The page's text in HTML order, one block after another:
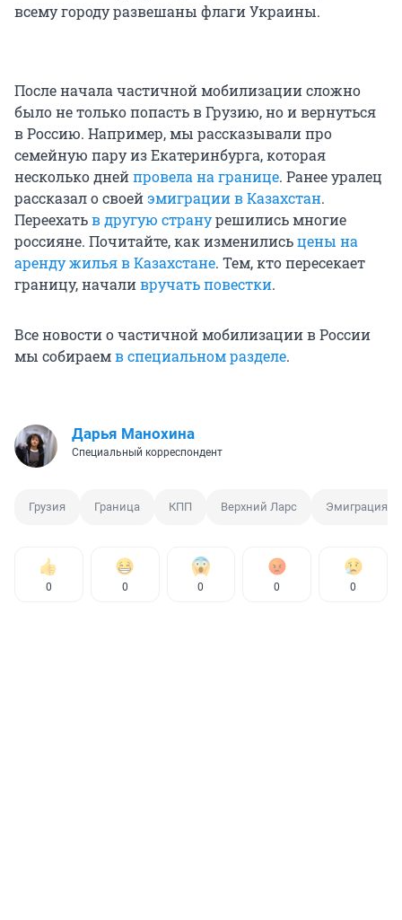
всему городу развешаны флаги Украины.
После начала частичной мобилизации сложно
было не только попасть в Грузию, но и вернуться
в Россию. Например, мы рассказывали про
семейную пару из Екатеринбурга, которая
несколько днейпровела на границе. Ранее уралец
рассказал о своейэмиграции в Казахстан.
Переехатьв другую странурешились многие
россияне. Почитайте, как изменилисьцены на
аренду жилья в Казахстане. Тем, кто пересекает
границу, началивручать повестки.
Все новости о частичной мобилизации в России
мы собираемв специальном разделе.
Дарья Манохина
Специальный корреспондент
Грузия Граница КПП Верхний Ларс Эмиграция
0 0 0 0 0